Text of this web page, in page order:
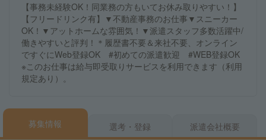
【事務未経験OK！同業務の方もいてお休み取りやすい！】
【フリードリンク有】▼不動産事務のお仕事▼スニーカー
OK！▼アットホームな雰囲気！▼派遣スタッフ多数活躍中/
働きやすいと評判！＊履歴書不要＆来社不要、オンライン
ですぐにWeb登録OK #初めての派遣歓迎 #WEB登録OK
※このお仕事は給与即受取りサービスを利用できます（利用
規定あり）。
募集情報 選考・登録 派遣会社概要